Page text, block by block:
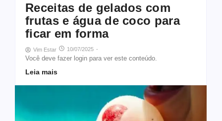
Receitas de gelados com
frutas e água de coco para
ficar em forma
Vim Estar 10/07/2025 -
Você deve fazer login para ver este conteúdo.
Leia mais